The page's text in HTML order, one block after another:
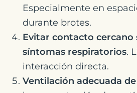
Especialmente en
durante brotes.
Evitar contacto cercano
síntomas respiratorios.
interacción directa.
Ventilación adecuada